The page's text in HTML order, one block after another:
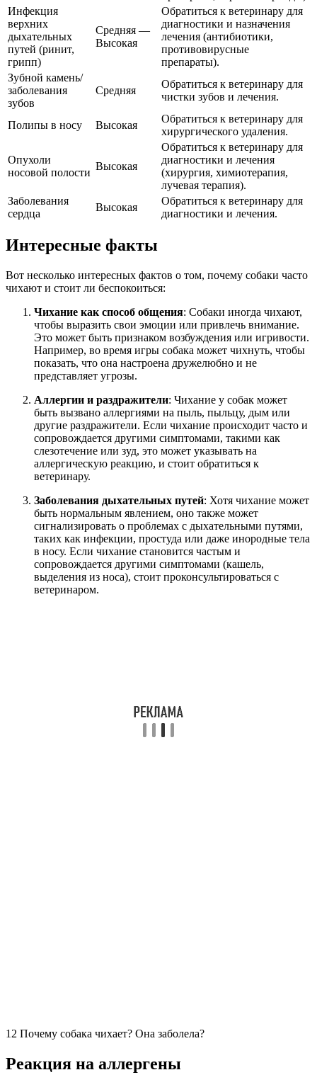
Инфекция
верхних
дыхательных
путей (ринит,
грипп)
Средняя —
Высокая
Обратиться к ветеринару для
диагностики и назначения
лечения (антибиотики,
противовирусные
препараты).
Зубной камень/
заболевания
зубов
Средняя
Обратиться к ветеринару для
чистки зубов и лечения.
Полипы в носу Высокая
Обратиться к ветеринару для
хирургического удаления.
Опухоли
носовой полости
Высокая
Обратиться к ветеринару для
диагностики и лечения
(хирургия, химиотерапия,
лучевая терапия).
Заболевания
сердца
Высокая
Обратиться к ветеринару для
диагностики и лечения.
Интересные факты
Вот несколько интересных фактов о том, почему собаки часто
чихают и стоит ли беспокоиться:
Чихание как способ общения: Собаки иногда чихают,
чтобы выразить свои эмоции или привлечь внимание.
Это может быть признаком возбуждения или игривости.
Например, во время игры собака может чихнуть, чтобы
показать, что она настроена дружелюбно и не
представляет угрозы.
Аллергии и раздражители: Чихание у собак может
быть вызвано аллергиями на пыль, пыльцу, дым или
другие раздражители. Если чихание происходит часто и
сопровождается другими симптомами, такими как
слезотечение или зуд, это может указывать на
аллергическую реакцию, и стоит обратиться к
ветеринару.
Заболевания дыхательных путей: Хотя чихание может
быть нормальным явлением, оно также может
сигнализировать о проблемах с дыхательными путями,
таких как инфекции, простуда или даже инородные тела
в носу. Если чихание становится частым и
сопровождается другими симптомами (кашель,
выделения из носа), стоит проконсультироваться с
ветеринаром.
12 Почему собака чихает? Она заболела?
Реакция на аллергены